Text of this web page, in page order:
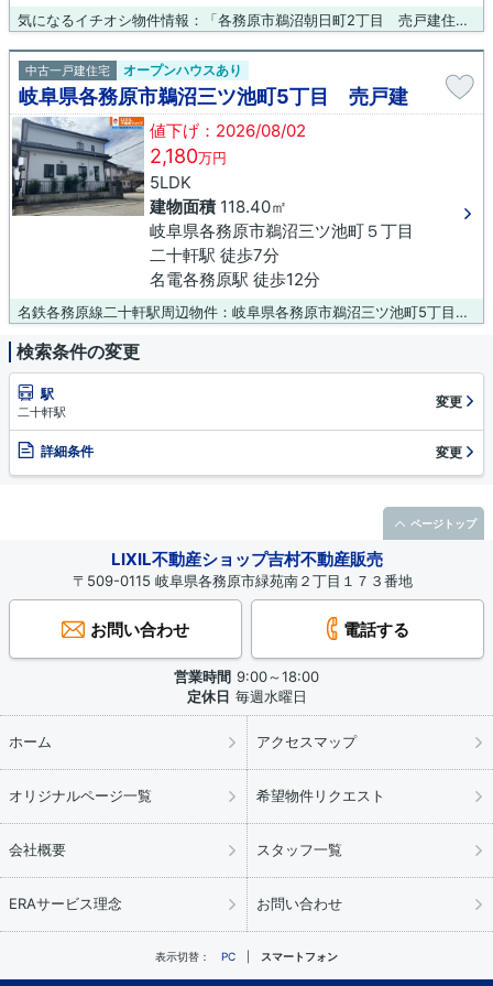
気になるイチオシ物件情報：「各務原市鵜沼朝日町2丁目 売戸建住宅」。中古の戸建て物件は幅広い年齢層の方からニーズがあります。各務原市の名鉄各務原線名電各務原付近にあるお勧めの物件情報をご覧下さい。物件に関するご質問、ご要望は吉村不動産販売株式会社が承ります。
中古一戸建住宅 オープンハウスあり
岐阜県各務原市鵜沼三ツ池町5丁目 売戸建
値下げ：2026/08/02
2,180万円
5LDK
建物面積118.40㎡
岐阜県各務原市鵜沼三ツ池町５丁目
二十軒駅 徒歩7分
名電各務原駅 徒歩12分
名鉄各務原線二十軒駅周辺物件：岐阜県各務原市鵜沼三ツ池町5丁目 売り戸建。駅から徒歩7分圏内の物件です。前面道路6m以上は確保しているので車の出し入れもラクラクです。こちらは中古一戸建ての物件です。名鉄各務原線二十軒近郊で物件探しをされるなら、物件を豊富に取り揃えた当社にご依頼下さい。0120-431-330やinfo@yoshimurafudousan.comからご連絡をお願いします。
検索条件の変更
駅
二十軒駅
変更
詳細条件 変更
LIXIL不動産ショップ吉村不動産販売
〒509-0115 岐阜県各務原市緑苑南２丁目１７３番地
お問い合わせ 電話する
営業時間 9:00～18:00
定休日 毎週水曜日
ホーム アクセスマップ
オリジナルページ一覧 希望物件リクエスト
会社概要 スタッフ一覧
ERAサービス理念 お問い合わせ
表示切替： PC スマートフォン
ページトップ